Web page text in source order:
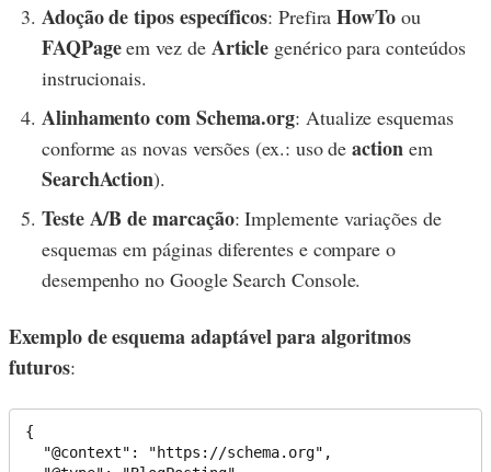
Adoção de tipos específicos: PrefiraHowToou
FAQPageem vez de Article genérico para conteúdos
instrucionais.
Alinhamento com Schema.org: Atualize esquemas
conforme as novas versões (ex.: uso deactionem
SearchAction).
Teste A/B de marcação: Implemente variações de
esquemas em páginas diferentes e compare o
desempenho no Google Search Console.
Exemplo de esquema adaptável para algoritmos
futuros:
{